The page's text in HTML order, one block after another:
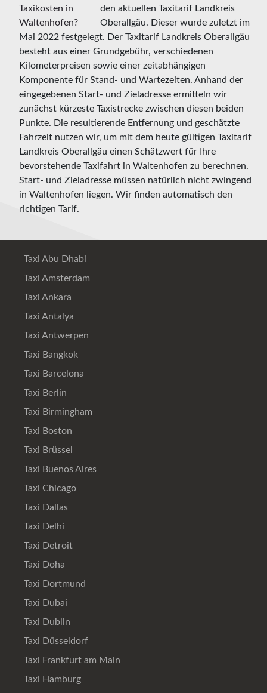
den aktuellen Taxitarif Landkreis
Oberallgäu. Dieser wurde zuletzt im
Mai 2022 festgelegt. Der Taxitarif Landkreis Oberallgäu
besteht aus einer Grundgebühr, verschiedenen
Kilometerpreisen sowie einer zeitabhängigen
Komponente für Stand- und Wartezeiten. Anhand der
eingegebenen Start- und Zieladresse ermitteln wir
zunächst kürzeste Taxistrecke zwischen diesen beiden
Punkte. Die resultierende Entfernung und geschätzte
Fahrzeit nutzen wir, um mit dem heute gültigen Taxitarif
Landkreis Oberallgäu einen Schätzwert für Ihre
bevorstehende Taxifahrt in Waltenhofen zu berechnen.
Start- und Zieladresse müssen natürlich nicht zwingend
in Waltenhofen liegen. Wir finden automatisch den
richtigen Tarif.
Taxi Abu Dhabi
Taxi Amsterdam
Taxi Ankara
Taxi Antalya
Taxi Antwerpen
Taxi Bangkok
Taxi Barcelona
Taxi Berlin
Taxi Birmingham
Taxi Boston
Taxi Brüssel
Taxi Buenos Aires
Taxi Chicago
Taxi Dallas
Taxi Delhi
Taxi Detroit
Taxi Doha
Taxi Dortmund
Taxi Dubai
Taxi Dublin
Taxi Düsseldorf
Taxi Frankfurt am Main
Taxi Hamburg